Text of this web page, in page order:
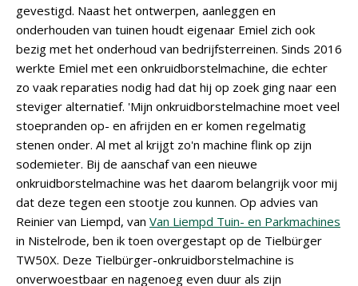
gevestigd. Naast het ontwerpen, aanleggen en
onderhouden van tuinen houdt eigenaar Emiel zich ook
bezig met het onderhoud van bedrijfsterreinen. Sinds 2016
werkte Emiel met een onkruidborstelmachine, die echter
zo vaak reparaties nodig had dat hij op zoek ging naar een
steviger alternatief. 'Mijn onkruidborstelmachine moet veel
stoepranden op- en afrijden en er komen regelmatig
stenen onder. Al met al krijgt zo'n machine flink op zijn
sodemieter. Bij de aanschaf van een nieuwe
onkruidborstelmachine was het daarom belangrijk voor mij
dat deze tegen een stootje zou kunnen. Op advies van
Reinier van Liempd, van Van Liempd Tuin- en Parkmachines
in Nistelrode, ben ik toen overgestapt op de Tielbürger
TW50X. Deze Tielbürger-onkruidborstelmachine is
onverwoestbaar en nagenoeg even duur als zijn